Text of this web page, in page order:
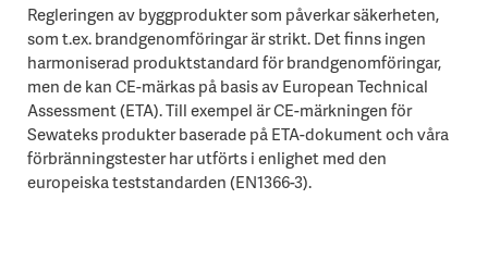
Regleringen av byggprodukter som påverkar säkerheten,
som t.ex. brandgenomföringar är strikt. Det finns ingen
harmoniserad produktstandard för brandgenomföringar,
men de kan CE-märkas på basis av European Technical
Assessment (ETA). Till exempel är CE-märkningen för
Sewateks produkter baserade på ETA-dokument och våra
förbränningstester har utförts i enlighet med den
europeiska teststandarden (EN1366-3).